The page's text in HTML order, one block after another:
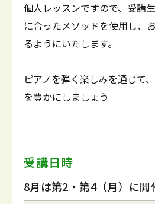
個人レッスンですので、受講
に合ったメソッドを使用し、
るようにいたします。
ピアノを弾く楽しみを通じて
を豊かにしましょう
受講日時
8月は第2・第4（月）に開